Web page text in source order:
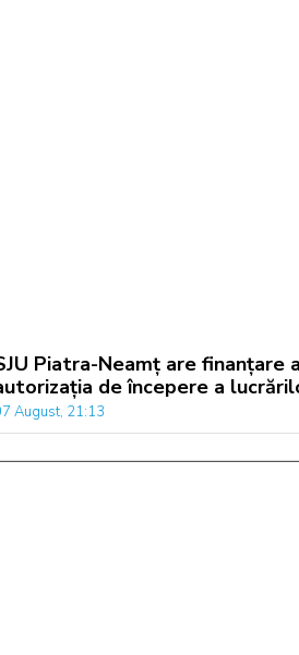
Piatra-Neamț are finanțare
de începere a
August, 21:13